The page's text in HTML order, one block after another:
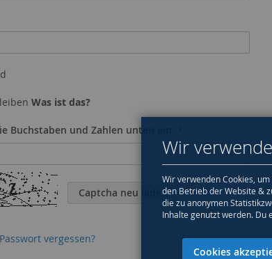
Was ist das?
Buchstaben und Zahlen unten ein
Captcha neu laden
Passwort vergessen?
Wir
Wir verwenden Cookies,
den Betrieb der Website &
die zu anonymen
Inhalte genutzt werden. Du
Cookies